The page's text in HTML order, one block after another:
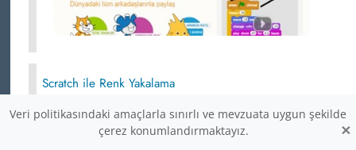
Scratch ile Renk Yakalama
4,464 okuma,
Veri politikasındaki amaçlarla sınırlı ve mevzuata uygun şekilde
çerez konumlandırmaktayız.
×